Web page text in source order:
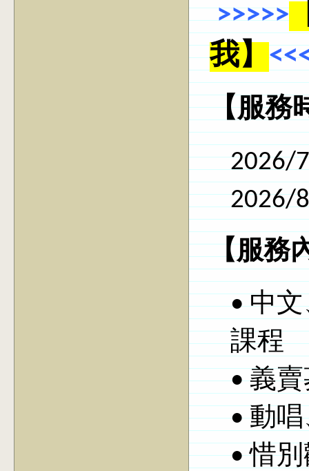
>>>>>
我】
【服務
2026/
2026/
【服務
•中
課程
• 義
• 動
• 惜